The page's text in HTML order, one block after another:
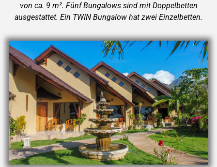
von ca. 9 m². Fünf Bungalows sind mit Doppelbetten
ausgestattet. Ein TWIN Bungalow hat zwei Einzelbetten.